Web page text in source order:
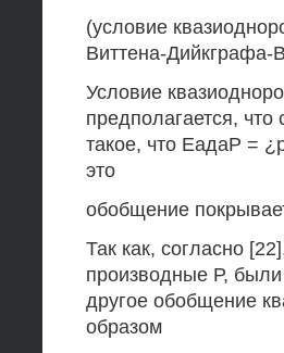
(условие
Виттена-
Условие
предполагается,
такое, что ЕадаР =
это
обобщение
Так как, согласно
производные Р,
другое обобщение
образом